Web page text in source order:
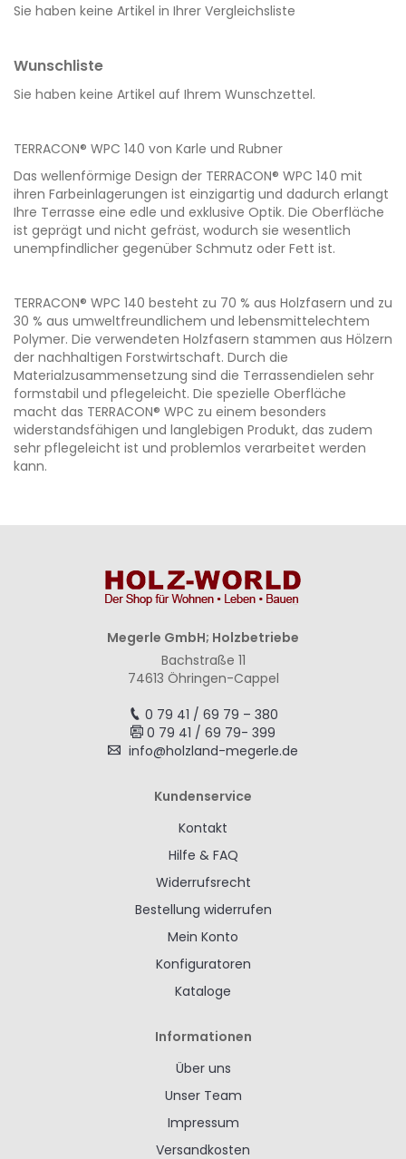
Sie haben keine Artikel in Ihrer Vergleichsliste
Wunschliste
Sie haben keine Artikel auf Ihrem Wunschzettel.
TERRACON® WPC 140 von Karle und Rubner
Das wellenförmige Design der TERRACON® WPC 140 mit
ihren Farbeinlagerungen ist einzigartig und dadurch erlangt
Ihre Terrasse eine edle und exklusive Optik. Die Oberfläche
ist geprägt und nicht gefräst, wodurch sie wesentlich
unempfindlicher gegenüber Schmutz oder Fett ist.
TERRACON® WPC 140 besteht zu 70 % aus Holzfasern und zu
30 % aus umweltfreundlichem und lebensmittelechtem
Polymer. Die verwendeten Holzfasern stammen aus Hölzern
der nachhaltigen Forstwirtschaft. Durch die
Materialzusammensetzung sind die Terrassendielen sehr
formstabil und pflegeleicht. Die spezielle Oberfläche
macht das TERRACON® WPC zu einem besonders
widerstandsfähigen und langlebigen Produkt, das zudem
sehr pflegeleicht ist und problemlos verarbeitet werden
kann.
Megerle GmbH; Holzbetriebe
Bachstraße 11
74613 Öhringen-Cappel
0 79 41 / 69 79 – 380
0 79 41 / 69 79- 399
info@holzland-megerle.de
Kundenservice
Kontakt
Hilfe & FAQ
Widerrufsrecht
Bestellung widerrufen
Mein Konto
Konfiguratoren
Kataloge
Informationen
Über uns
Unser Team
Impressum
Versandkosten